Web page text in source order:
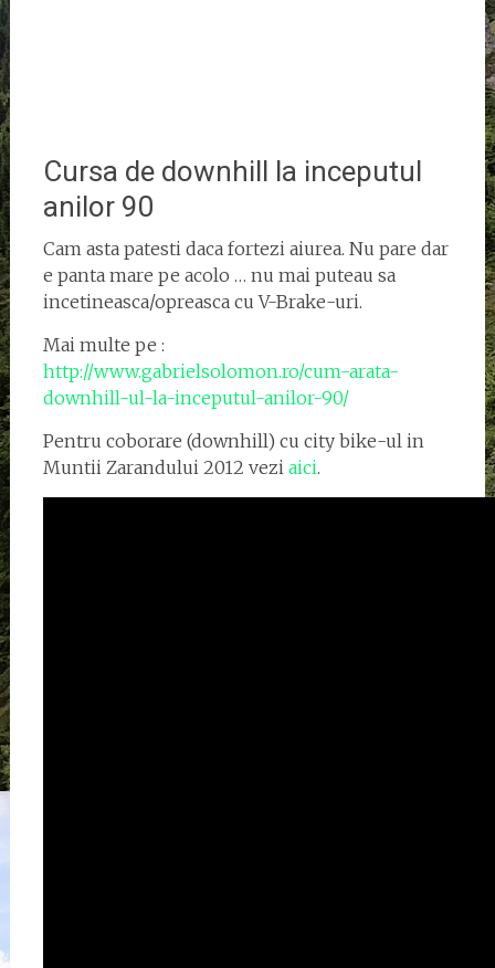
Cursa de downhill la inceputul
anilor 90
Cam asta patesti daca fortezi aiurea. Nu pare dar
e panta mare pe acolo … nu mai puteau sa
incetineasca/opreasca cu V-Brake-uri.
Mai multe pe :
http://www.gabrielsolomon.ro/cum-arata-
downhill-ul-la-inceputul-anilor-90/
Pentru coborare (downhill) cu city bike-ul in
Muntii Zarandului 2012 vezi aici.